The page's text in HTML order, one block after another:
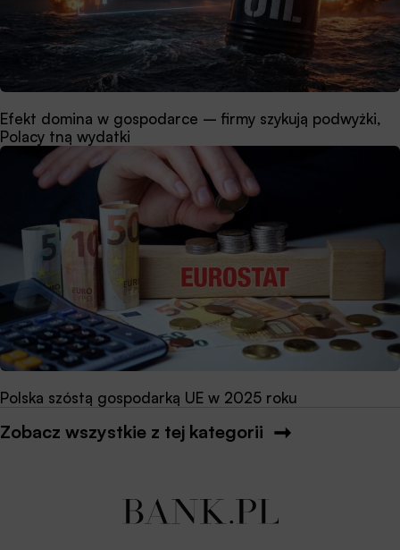
Efekt domina w gospodarce – firmy szykują podwyżki,
Polacy tną wydatki
Polska szóstą gospodarką UE w 2025 roku
Zobacz wszystkie z tej kategorii